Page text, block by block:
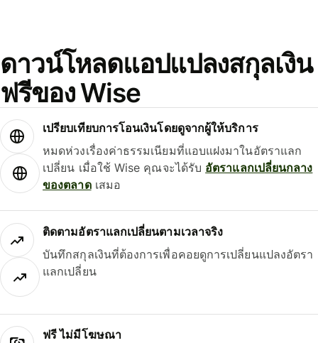
ดาวน์โหลดแอปแปลงสกุลเงิน
ฟรีของ Wise
เปรียบเทียบการโอนเงินโดยดูจากผู้ให้บริการ
หมดห่วงเรื่องค่าธรรมเนียมที่แอบแฝงมาในอัตราแลก
เปลี่ยน เมื่อใช้ Wise คุณจะได้รับ อัตราแลกเปลี่ยนกลาง
ของตลาดเสมอ
ติดตามอัตราแลกเปลี่ยนตามเวลาจริง
บันทึกสกุลเงินที่ต้องการเพื่อคอยดูการเปลี่ยนแปลงอัตรา
แลกเปลี่ยน
ฟรี ไม่มีโฆษณา